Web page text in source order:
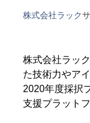
株式会社ラック
株式会社ラッ
た技術力やア
2020年度採択
支援プラット